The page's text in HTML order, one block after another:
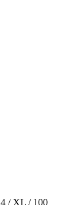
4 / XL / 100